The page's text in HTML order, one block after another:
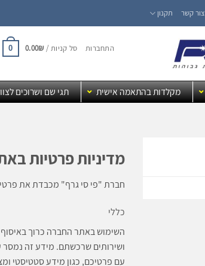
צור קשר תקנון
התחברות סל קניות / 0.00₪
0
מקלדות בהתאמה אישית תגי שם ושרוכים
מדיניות פרטיות
חברת "פי סי גרף" מכבדת את
כללי
השימוש באתר החברה כרוך
ושירותים שרכשתם. מידע זה